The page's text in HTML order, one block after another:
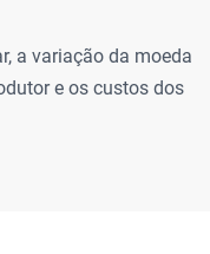
a variação da moeda
e os custos dos